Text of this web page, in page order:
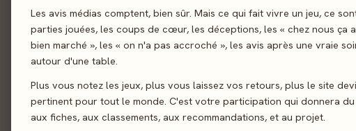
Les avis médias comptent, bien sûr. Mais ce qui fait vivre un jeu, ce
parties jouées, les coups de cœur, les déceptions, les « chez nous ça
bien marché », les « on n'a pas accroché », les avis après une vraie
autour d'une table.
Plus vous notez les jeux, plus vous laissez vos retours, plus le site
pertinent pour tout le monde. C'est votre participation qui donnera
aux fiches, aux classements, aux recommandations, et au projet.
03On en discute
04 La presse
05Les joueurs
06Acheter
Similaires
tout en gérant, entraînant et
améliorer ses diverses